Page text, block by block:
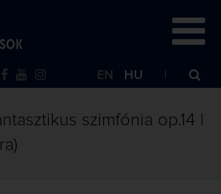
EN HU
szimfónia op.14 |